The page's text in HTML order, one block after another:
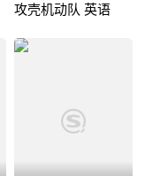
攻壳机动队 英语